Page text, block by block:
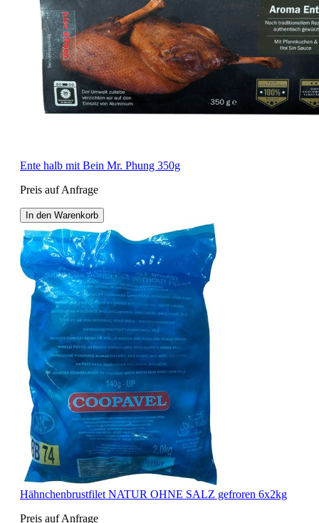
Ente halb mit Bein Mr. Phung 350g
Preis auf Anfrage
In den Warenkorb
Hähnchenbrustfilet NATUR OHNE SALZ gefroren 6x2kg
Preis auf Anfrage